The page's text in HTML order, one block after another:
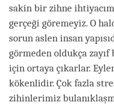
sakin bir zihne
gerçeği göremeyiz. O
sorun aslen insan
görmeden oldukça zayıf
için ortaya çıkarlar.
kökenlidir. Çok fazla
zihinlerimiz